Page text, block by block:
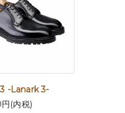
-Lanark 3-
(内税)